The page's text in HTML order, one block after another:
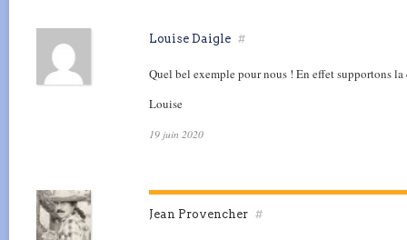
Louise Daigle #
Quel bel exemple pour nous ! En effet supportons
Louise
19 juin 2020
Jean Provencher #